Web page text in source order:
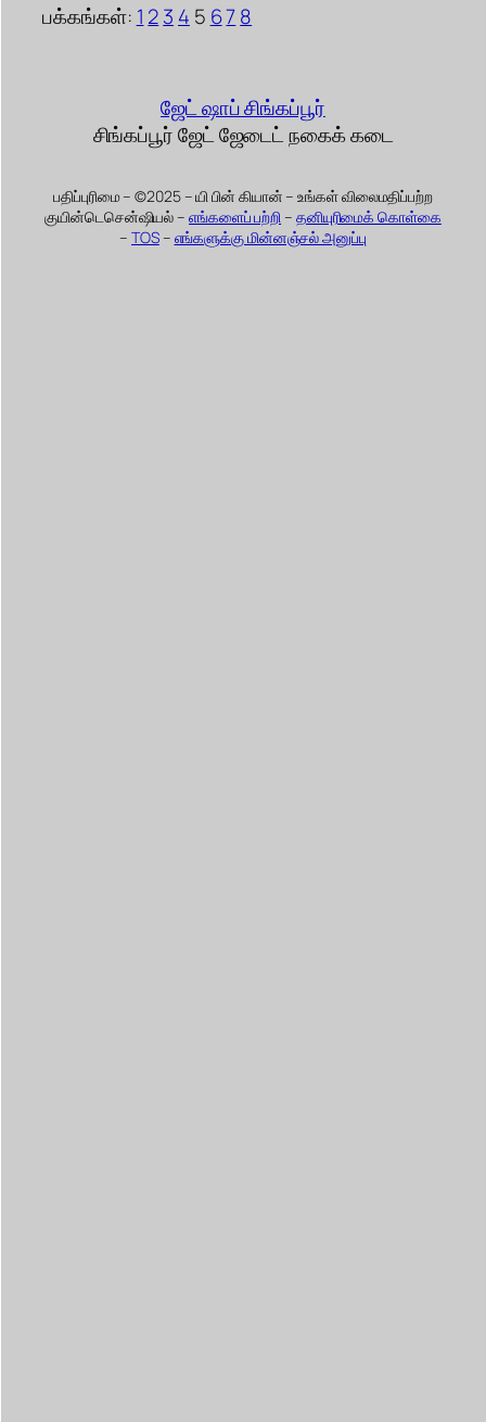
பக்கங்கள்: 1 23 4 5 678
ஜேட் ஷாப் சிங்கப்பூர்
சிங்கப்பூர் ஜேட் ஜேடைட் நகைக் கடை
பதிப்புரிமை – ©2025 – யி பின் கியான் – உங்கள் விலைமதிப்பற்ற
குயின்டெசென்ஷியல் – எங்களைப் பற்றி – தனியுரிமைக் கொள்கை
–TOS– எங்களுக்கு மின்னஞ்சல் அனுப்பு